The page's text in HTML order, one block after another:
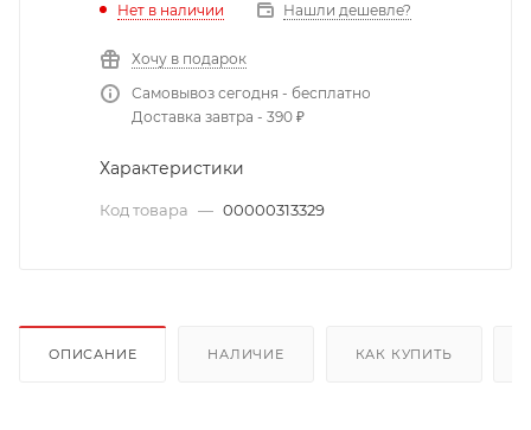
Нет в наличии Нашли дешевле?
Хочу в подарок
Самовывоз сегодня - бесплатно
Доставка завтра - 390 ₽
Характеристики
Код товара — 00000313329
ОПИСАНИЕ НАЛИЧИЕ КАК КУПИТЬ